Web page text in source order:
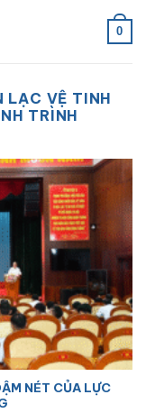
0
LẠC VỆ TINH
TRÌNH
NÉT CỦA LỰC